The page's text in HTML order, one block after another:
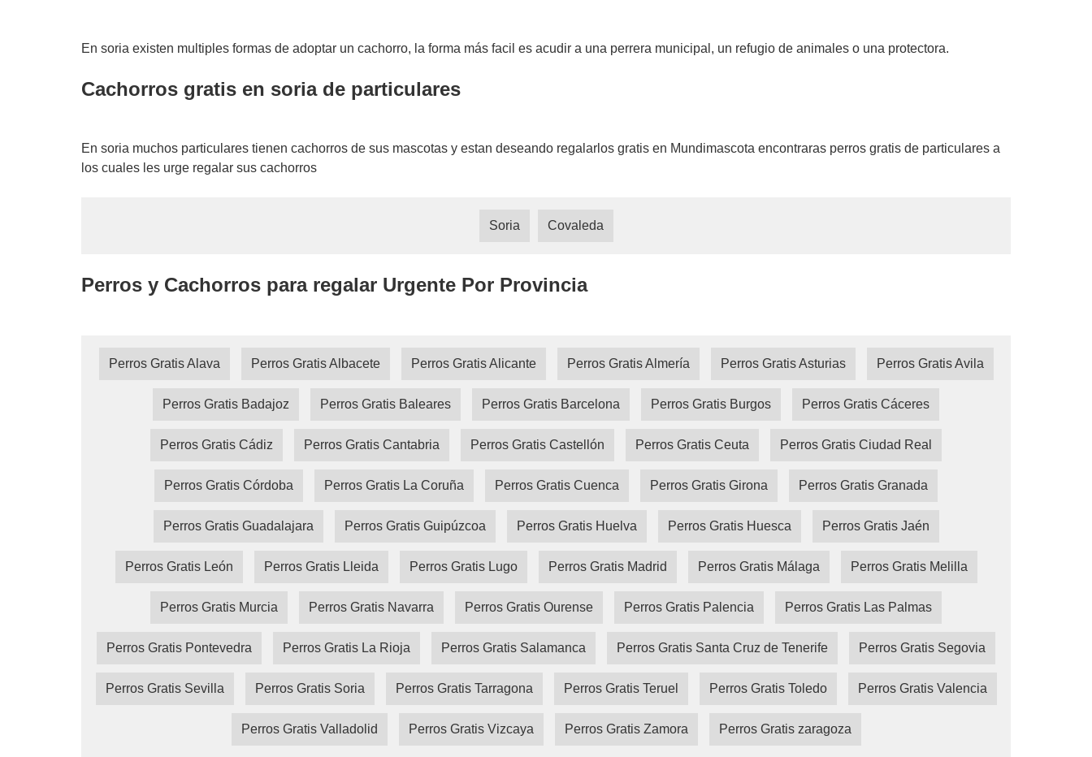
En soria existen multiples formas de adoptar un cachorro, la forma más facil es acudir a una perrera municipal, un refugio de animales o una protectora.
Cachorros gratis en soria de particulares
En soria muchos particulares tienen cachorros de sus mascotas y estan deseando regalarlos gratis en Mundimascota encontraras perros gratis de particulares a
los cuales les urge regalar sus cachorros
Soria Covaleda
Perros y Cachorros para regalar Urgente Por Provincia
Perros Gratis Alava Perros Gratis Albacete Perros Gratis Alicante Perros Gratis Almería Perros Gratis Asturias Perros Gratis Avila
Perros Gratis Badajoz Perros Gratis Baleares Perros Gratis Barcelona Perros Gratis Burgos Perros Gratis Cáceres
Perros Gratis Cádiz Perros Gratis Cantabria Perros Gratis Castellón Perros Gratis Ceuta Perros Gratis Ciudad Real
Perros Gratis Córdoba Perros Gratis La Coruña Perros Gratis Cuenca Perros Gratis Girona Perros Gratis Granada
Perros Gratis Guadalajara Perros Gratis Guipúzcoa Perros Gratis Huelva Perros Gratis Huesca Perros Gratis Jaén
Perros Gratis León Perros Gratis Lleida Perros Gratis Lugo Perros Gratis Madrid Perros Gratis Málaga Perros Gratis Melilla
Perros Gratis Murcia Perros Gratis Navarra Perros Gratis Ourense Perros Gratis Palencia Perros Gratis Las Palmas
Perros Gratis Pontevedra Perros Gratis La Rioja Perros Gratis Salamanca Perros Gratis Santa Cruz de Tenerife Perros Gratis Segovia
Perros Gratis Sevilla Perros Gratis Soria Perros Gratis Tarragona Perros Gratis Teruel Perros Gratis Toledo Perros Gratis Valencia
Perros Gratis Valladolid Perros Gratis Vizcaya Perros Gratis Zamora Perros Gratis zaragoza